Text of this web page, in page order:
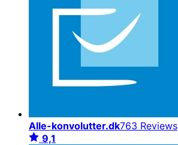
Alle-konvolutter.dk763 Reviews
9,1